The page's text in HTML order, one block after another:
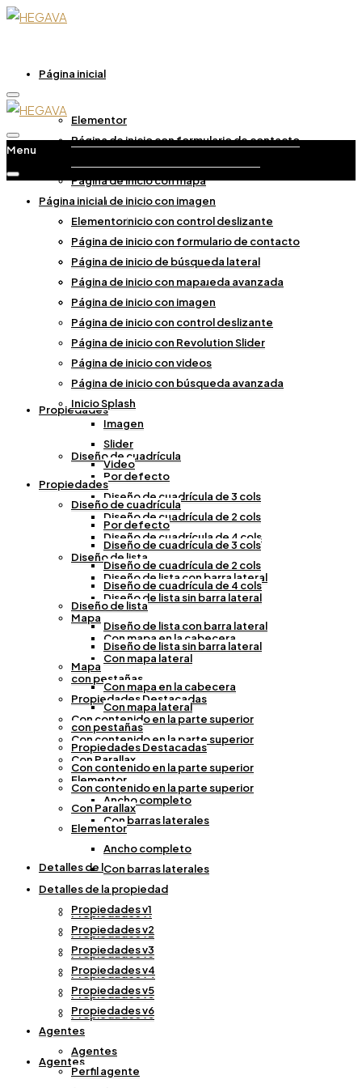
Página inicial
Elementor
Página de inicio con formulario de contacto
Página de inicio con mapa
Página de inicio con imagen
Página de inicio con control deslizante
Página de inicio con Revolution Slider
Página de inicio con videos
Página de inicio con búsqueda avanzada
Inicio Splash
Imagen
Slider
Video
Propiedades
Diseño de cuadrícula
Por defecto
Diseño de cuadrícula de 3 cols
Diseño de cuadrícula de 2 cols
Diseño de cuadrícula de 4 cols
Diseño de lista
Diseño de lista con barra lateral
Diseño de lista sin barra lateral
Mapa
Con mapa en la cabecera
Con mapa lateral
con pestañas
Propiedades Destacadas
Con contenido en la parte superior
Con contenido en la parte superior
Con Parallax
Elementor
Ancho completo
Con barras laterales
Detalles de la propiedad
Propiedades v1
Propiedades v2
Propiedades v3
Propiedades v4
Propiedades v5
Propiedades v6
Agentes
Menu
Página inicial
Elementor
Página de inicio con formulario de contacto
Página de inicio de búsqueda lateral
Página de inicio con mapa
Página de inicio con imagen
Página de inicio con control deslizante
Página de inicio con Revolution Slider
Página de inicio con videos
Página de inicio con búsqueda avanzada
Inicio Splash
Imagen
Slider
Video
Propiedades
Diseño de cuadrícula
Por defecto
Diseño de cuadrícula de 3 cols
Diseño de cuadrícula de 2 cols
Diseño de cuadrícula de 4 cols
Diseño de lista
Diseño de lista con barra lateral
Diseño de lista sin barra lateral
Mapa
Con mapa en la cabecera
Con mapa lateral
con pestañas
Propiedades Destacadas
Con contenido en la parte superior
Con contenido en la parte superior
Con Parallax
Elementor
Ancho completo
Con barras laterales
Detalles de la propiedad
Propiedades v1
Propiedades v2
Propiedades v3
Propiedades v4
Propiedades v5
Propiedades v6
Agentes
Agentes
Perfil agente